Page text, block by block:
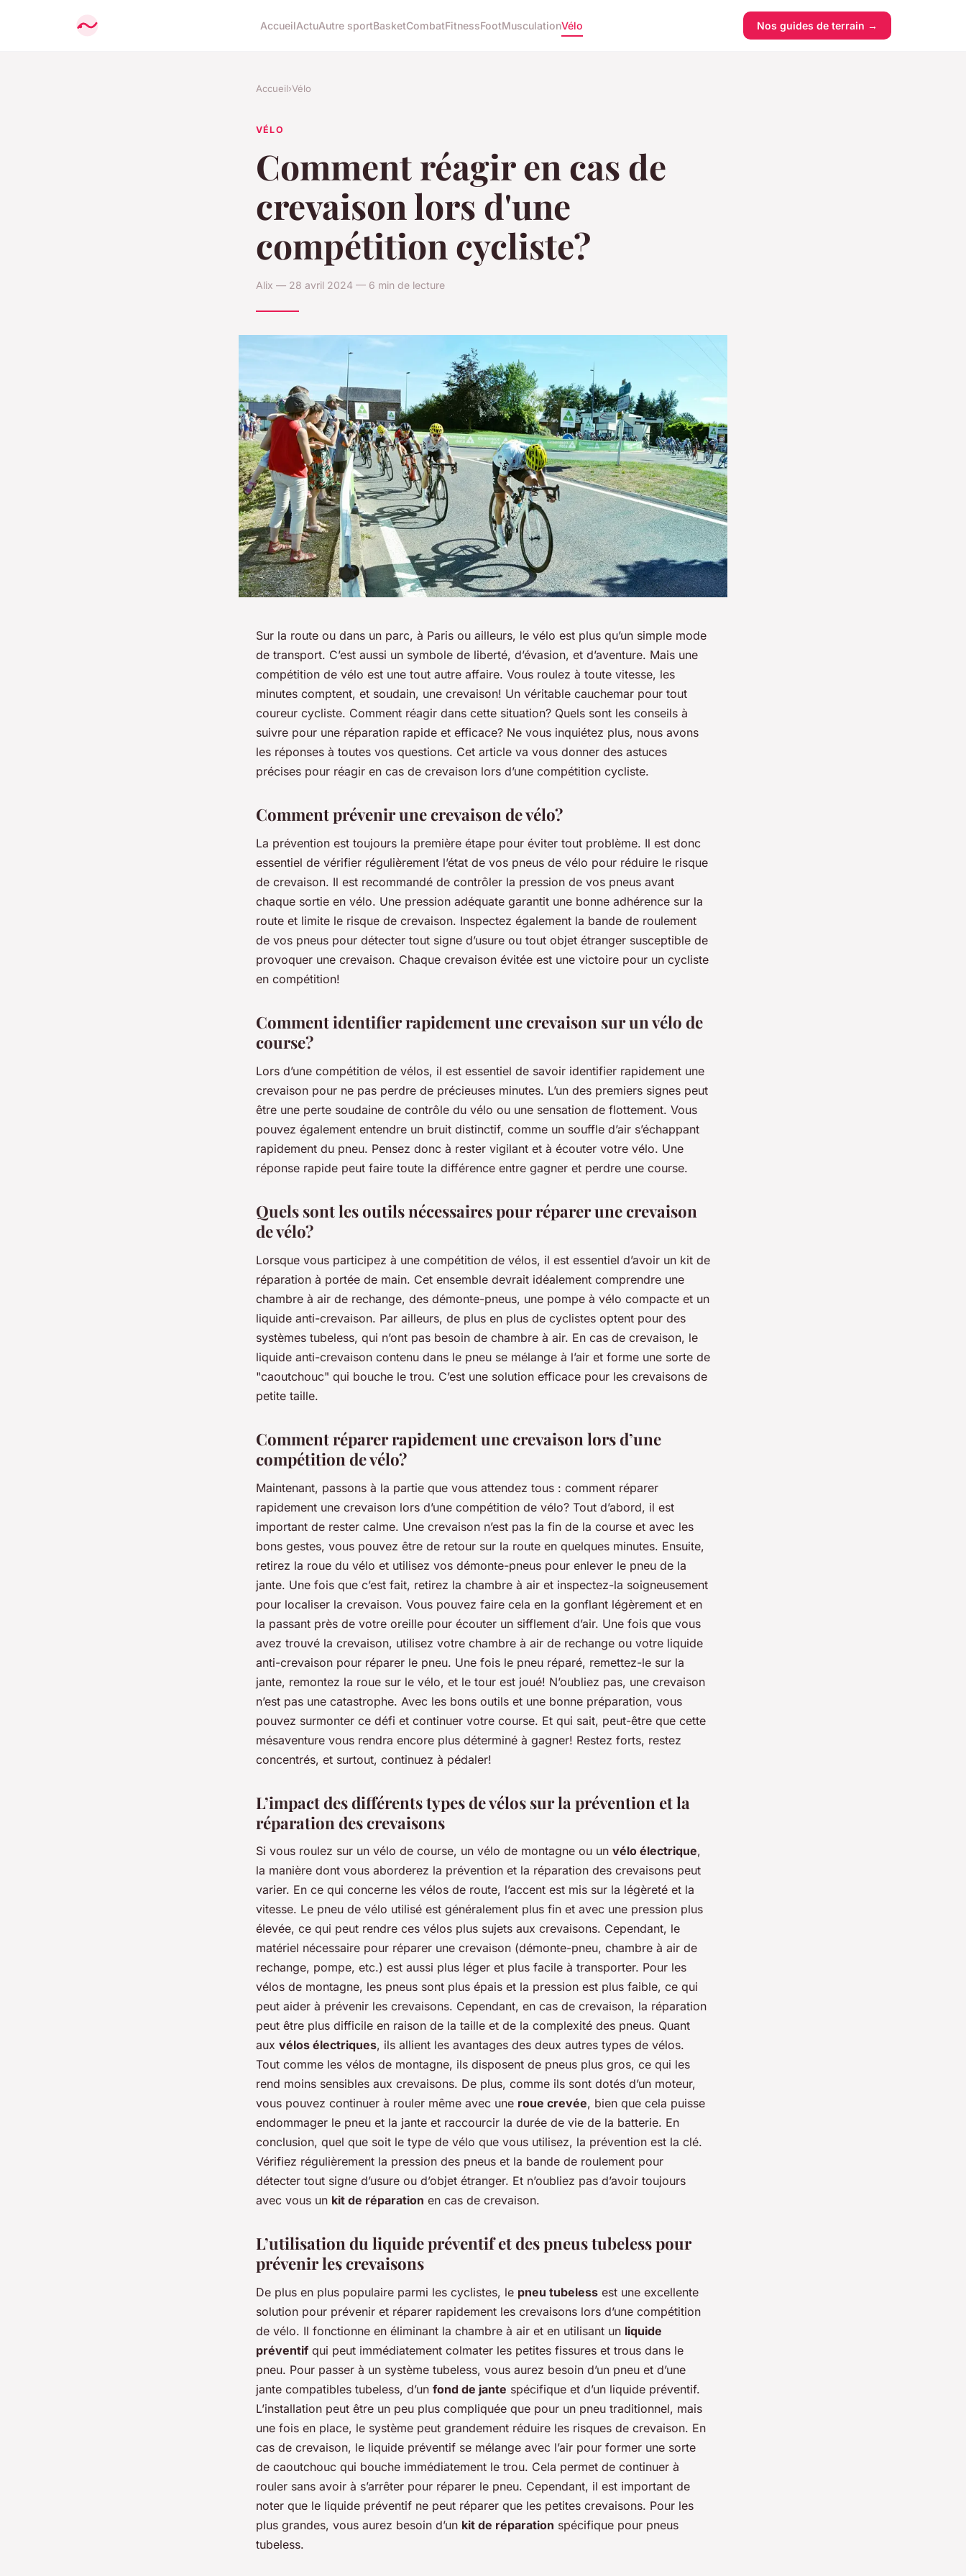
AccueilActuAutre sportBasketCombatFitnessFootMusculationVélo Nos guides de terrain →
Accueil›Vélo
VÉLO
Comment réagir en cas de
crevaison lors d'une
compétition cycliste?
Alix — 28 avril 2024 — 6 min de lecture
Sur la route ou dans un parc, à Paris ou ailleurs, le vélo est plus qu’un simple mode
de transport. C’est aussi un symbole de liberté, d’évasion, et d’aventure. Mais une
compétition de vélo est une tout autre affaire. Vous roulez à toute vitesse, les
minutes comptent, et soudain, une crevaison! Un véritable cauchemar pour tout
coureur cycliste. Comment réagir dans cette situation? Quels sont les conseils à
suivre pour une réparation rapide et efficace? Ne vous inquiétez plus, nous avons
les réponses à toutes vos questions. Cet article va vous donner des astuces
précises pour réagir en cas de crevaison lors d’une compétition cycliste.
Comment prévenir une crevaison de vélo?
La prévention est toujours la première étape pour éviter tout problème. Il est donc
essentiel de vérifier régulièrement l’état de vos pneus de vélo pour réduire le risque
de crevaison. Il est recommandé de contrôler la pression de vos pneus avant
chaque sortie en vélo. Une pression adéquate garantit une bonne adhérence sur la
route et limite le risque de crevaison. Inspectez également la bande de roulement
de vos pneus pour détecter tout signe d’usure ou tout objet étranger susceptible de
provoquer une crevaison. Chaque crevaison évitée est une victoire pour un cycliste
en compétition!
Comment identifier rapidement une crevaison sur un vélo de
course?
Lors d’une compétition de vélos, il est essentiel de savoir identifier rapidement une
crevaison pour ne pas perdre de précieuses minutes. L’un des premiers signes peut
être une perte soudaine de contrôle du vélo ou une sensation de flottement. Vous
pouvez également entendre un bruit distinctif, comme un souffle d’air s’échappant
rapidement du pneu. Pensez donc à rester vigilant et à écouter votre vélo. Une
réponse rapide peut faire toute la différence entre gagner et perdre une course.
Quels sont les outils nécessaires pour réparer une crevaison
de vélo?
Lorsque vous participez à une compétition de vélos, il est essentiel d’avoir un kit de
réparation à portée de main. Cet ensemble devrait idéalement comprendre une
chambre à air de rechange, des démonte-pneus, une pompe à vélo compacte et un
liquide anti-crevaison. Par ailleurs, de plus en plus de cyclistes optent pour des
systèmes tubeless, qui n’ont pas besoin de chambre à air. En cas de crevaison, le
liquide anti-crevaison contenu dans le pneu se mélange à l’air et forme une sorte de
"caoutchouc" qui bouche le trou. C’est une solution efficace pour les crevaisons de
petite taille.
Comment réparer rapidement une crevaison lors d’une
compétition de vélo?
Maintenant, passons à la partie que vous attendez tous : comment réparer
rapidement une crevaison lors d’une compétition de vélo? Tout d’abord, il est
important de rester calme. Une crevaison n’est pas la fin de la course et avec les
bons gestes, vous pouvez être de retour sur la route en quelques minutes. Ensuite,
retirez la roue du vélo et utilisez vos démonte-pneus pour enlever le pneu de la
jante. Une fois que c’est fait, retirez la chambre à air et inspectez-la soigneusement
pour localiser la crevaison. Vous pouvez faire cela en la gonflant légèrement et en
la passant près de votre oreille pour écouter un sifflement d’air. Une fois que vous
avez trouvé la crevaison, utilisez votre chambre à air de rechange ou votre liquide
anti-crevaison pour réparer le pneu. Une fois le pneu réparé, remettez-le sur la
jante, remontez la roue sur le vélo, et le tour est joué! N’oubliez pas, une crevaison
n’est pas une catastrophe. Avec les bons outils et une bonne préparation, vous
pouvez surmonter ce défi et continuer votre course. Et qui sait, peut-être que cette
mésaventure vous rendra encore plus déterminé à gagner! Restez forts, restez
concentrés, et surtout, continuez à pédaler!
L’impact des différents types de vélos sur la prévention et la
réparation des crevaisons
Si vous roulez sur un vélo de course, un vélo de montagne ou un vélo électrique,
la manière dont vous aborderez la prévention et la réparation des crevaisons peut
varier. En ce qui concerne les vélos de route, l’accent est mis sur la légèreté et la
vitesse. Le pneu de vélo utilisé est généralement plus fin et avec une pression plus
élevée, ce qui peut rendre ces vélos plus sujets aux crevaisons. Cependant, le
matériel nécessaire pour réparer une crevaison (démonte-pneu, chambre à air de
rechange, pompe, etc.) est aussi plus léger et plus facile à transporter. Pour les
vélos de montagne, les pneus sont plus épais et la pression est plus faible, ce qui
peut aider à prévenir les crevaisons. Cependant, en cas de crevaison, la réparation
peut être plus difficile en raison de la taille et de la complexité des pneus. Quant
aux vélos électriques, ils allient les avantages des deux autres types de vélos.
Tout comme les vélos de montagne, ils disposent de pneus plus gros, ce qui les
rend moins sensibles aux crevaisons. De plus, comme ils sont dotés d’un moteur,
vous pouvez continuer à rouler même avec une roue crevée, bien que cela puisse
endommager le pneu et la jante et raccourcir la durée de vie de la batterie. En
conclusion, quel que soit le type de vélo que vous utilisez, la prévention est la clé.
Vérifiez régulièrement la pression des pneus et la bande de roulement pour
détecter tout signe d’usure ou d’objet étranger. Et n’oubliez pas d’avoir toujours
avec vous un kit de réparation en cas de crevaison.
L’utilisation du liquide préventif et des pneus tubeless pour
prévenir les crevaisons
De plus en plus populaire parmi les cyclistes, le pneu tubeless est une excellente
solution pour prévenir et réparer rapidement les crevaisons lors d’une compétition
de vélo. Il fonctionne en éliminant la chambre à air et en utilisant un liquide
préventif qui peut immédiatement colmater les petites fissures et trous dans le
pneu. Pour passer à un système tubeless, vous aurez besoin d’un pneu et d’une
jante compatibles tubeless, d’un fond de jante spécifique et d’un liquide préventif.
L’installation peut être un peu plus compliquée que pour un pneu traditionnel, mais
une fois en place, le système peut grandement réduire les risques de crevaison. En
cas de crevaison, le liquide préventif se mélange avec l’air pour former une sorte
de caoutchouc qui bouche immédiatement le trou. Cela permet de continuer à
rouler sans avoir à s’arrêter pour réparer le pneu. Cependant, il est important de
noter que le liquide préventif ne peut réparer que les petites crevaisons. Pour les
plus grandes, vous aurez besoin d’un kit de réparation spécifique pour pneus
tubeless.